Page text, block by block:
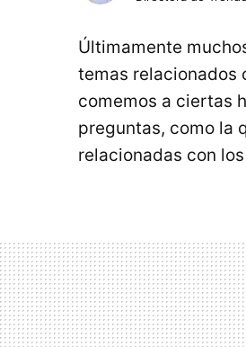
Últimamente
temas relacionados
comemos a ciertas
preguntas, como la
relacionadas con los